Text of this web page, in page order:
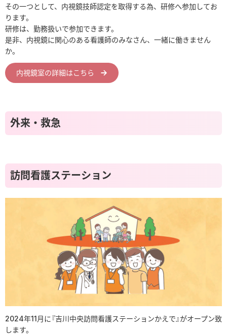
その一つとして、内視鏡技師認定を取得する為、研修へ参加してお
ります。
研修は、勤務扱いで参加できます。
是非、内視鏡に関心のある看護師のみなさん、一緒に働きません
か。
内視鏡室の詳細はこちら
外来・救急
訪問看護ステーション
2024年11月に『吉川中央訪問看護ステーションかえで』がオープン致
します。